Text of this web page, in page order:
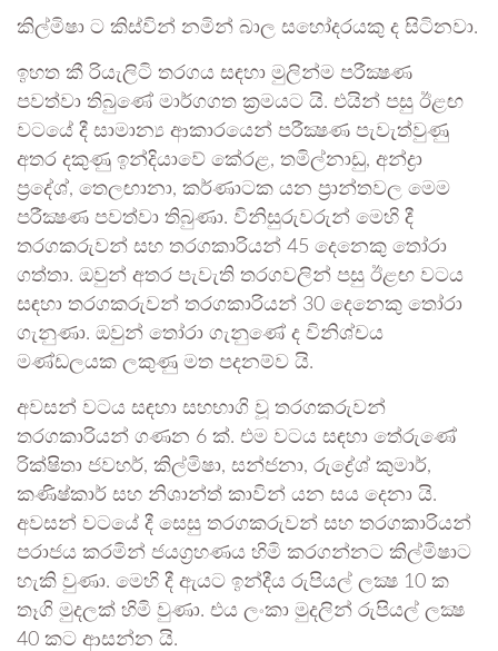
කිල්මිෂා ට කිස්වින් නමින් බාල සහෝදරයකු ද සිටිනවා.
ඉහත කී රියැලිටි තරගය සඳහා මුලින්ම පරීක්‍ෂණ
පවත්වා තිබුණේ මාර්ගගත ක්‍රමයට යි. එයින් පසු ඊළඟ
වටයේ දී සාමාන්‍ය ආකාරයෙන් පරීක්‍ෂණ පැවැත්වුණු
අතර දකුණු ඉන්දියාවේ කේරළ, තමිල්නාඩු, අන්ද්‍රා
ප්‍රදේශ්, තෙලඟානා, කර්ණාටක යන ප්‍රාන්තවල මෙම
පරීක්‍ෂණ පවත්වා තිබුණා. විනිසුරුවරුන් මෙහි දී
තරගකරුවන් සහ තරගකාරියන් 45 දෙනෙකු තෝරා
ගත්තා. ඔවුන් අතර පැවැති තරගවලින් පසු ඊළඟ වටය
සඳහා තරගකරුවන් තරගකාරියන් 30 දෙනෙකු තෝරා
ගැනුණා. ඔවුන් තෝරා ගැනුණේ ද විනිශ්චය
මණ්ඩලයක ලකුණු මත පදනම්ව යි.
අවසන් වටය සඳහා සහභාගි වූ තරගකරුවන්
තරගකාරියන් ගණන 6 ක්. එම වටය සඳහා තේරුණේ
රික්ෂිතා ජවහර්, කිල්මිෂා, සන්ජනා, රුද්‍රේශ් කුමාර්,
කණිෂ්කාර් සහ නිශාන්ත් කාවින් යන සය දෙනා යි.
අවසන් වටයේ දී සෙසු තරගකරුවන් සහ තරගකාරියන්
පරාජය කරමින් ජයග්‍රහණය හිමි කරගන්නට කිල්මිෂාට
හැකි වුණා. මෙහි දී ඇයට ඉන්දීය රුපියල් ලක්‍ෂ 10 ක
තෑගි මුදලක් හිමි වුණා. එය ලංකා මුදලින් රුපියල් ලක්‍ෂ
40 කට ආසන්න යි.